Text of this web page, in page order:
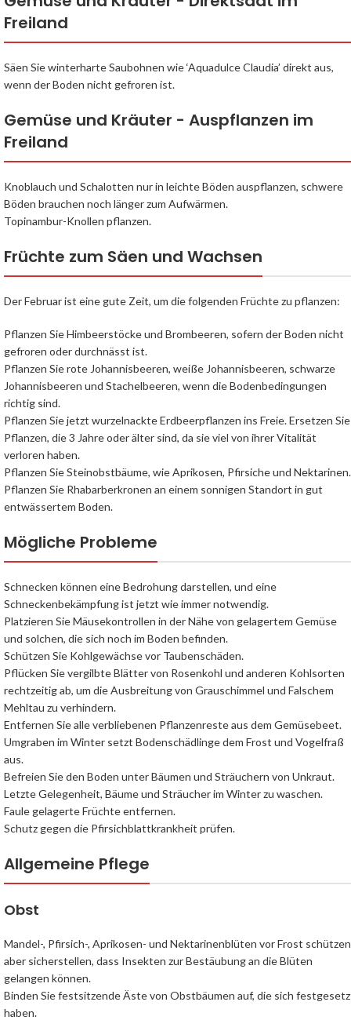
Freiland
Säen Sie winterharte Saubohnen wie ‘Aquadulce Claudia’ direkt aus,
wenn der Boden nicht gefroren ist.
Gemüse und Kräuter - Auspflanzen im
Freiland
Knoblauch und Schalotten nur in leichte Böden auspflanzen, schwere
Böden brauchen noch länger zum Aufwärmen.
Topinambur-Knollen pflanzen.
Früchte zum Säen und Wachsen
Der Februar ist eine gute Zeit, um die folgenden Früchte zu pflanzen:
Pflanzen Sie Himbeerstöcke und Brombeeren, sofern der Boden nicht
gefroren oder durchnässt ist.
Pflanzen Sie rote Johannisbeeren, weiße Johannisbeeren, schwarze
Johannisbeeren und Stachelbeeren, wenn die Bodenbedingungen
richtig sind.
Pflanzen Sie jetzt wurzelnackte Erdbeerpflanzen ins Freie. Ersetzen Sie
Pflanzen, die 3 Jahre oder älter sind, da sie viel von ihrer Vitalität
verloren haben.
Pflanzen Sie Steinobstbäume, wie Aprikosen, Pfirsiche und Nektarinen.
Pflanzen Sie Rhabarberkronen an einem sonnigen Standort in gut
entwässertem Boden.
Mögliche Probleme
Schnecken können eine Bedrohung darstellen, und eine
Schneckenbekämpfung ist jetzt wie immer notwendig.
Platzieren Sie Mäusekontrollen in der Nähe von gelagertem Gemüse
und solchen, die sich noch im Boden befinden.
Schützen Sie Kohlgewächse vor Taubenschäden.
Pflücken Sie vergilbte Blätter von Rosenkohl und anderen Kohlsorten
rechtzeitig ab, um die Ausbreitung von Grauschimmel und Falschem
Mehltau zu verhindern.
Entfernen Sie alle verbliebenen Pflanzenreste aus dem Gemüsebeet.
Umgraben im Winter setzt Bodenschädlinge dem Frost und Vogelfraß
aus.
Befreien Sie den Boden unter Bäumen und Sträuchern von Unkraut.
Letzte Gelegenheit, Bäume und Sträucher im Winter zu waschen.
Faule gelagerte Früchte entfernen.
Schutz gegen die Pfirsichblattkrankheit prüfen.
Allgemeine Pflege
Obst
Mandel-, Pfirsich-, Aprikosen- und Nektarinenblüten vor Frost
aber sicherstellen, dass Insekten zur Bestäubung an die Blüten
gelangen können.
Binden Sie festsitzende Äste von Obstbäumen auf, die sich
haben.